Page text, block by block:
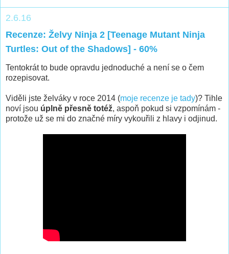
2.6.16
Recenze: Želvy Ninja 2 [Teenage Mutant Ninja
Turtles: Out of the Shadows] - 60%
Tentokrát to bude opravdu jednoduché a není se o čem
rozepisovat.
Viděli jste želváky v roce 2014 (moje recenze je tady)? Tihle
noví jsou úplně přesně totéž, aspoň pokud si vzpomínám -
protože už se mi do značné míry vykouřili z hlavy i odjinud.